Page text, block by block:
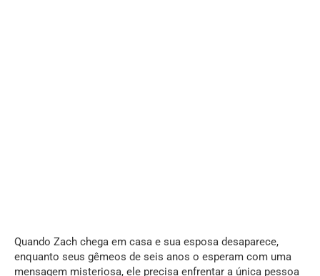
Quando Zach chega em casa e sua esposa desaparece,
enquanto seus gêmeos de seis anos o esperam com uma
mensagem misteriosa, ele precisa enfrentar a única pessoa